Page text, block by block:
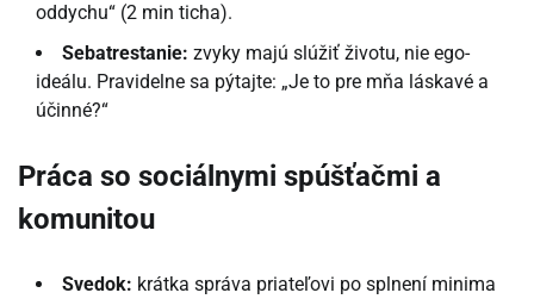
oddychu“ (2 min ticha).
Sebatrestanie: zvyky majú slúžiť životu, nie ego-
ideálu. Pravidelne sa pýtajte: „Je to pre mňa láskavé a
účinné?“
Práca so sociálnymi spúšťačmi a
komunitou
Svedok: krátka správa priateľovi po splnení minima